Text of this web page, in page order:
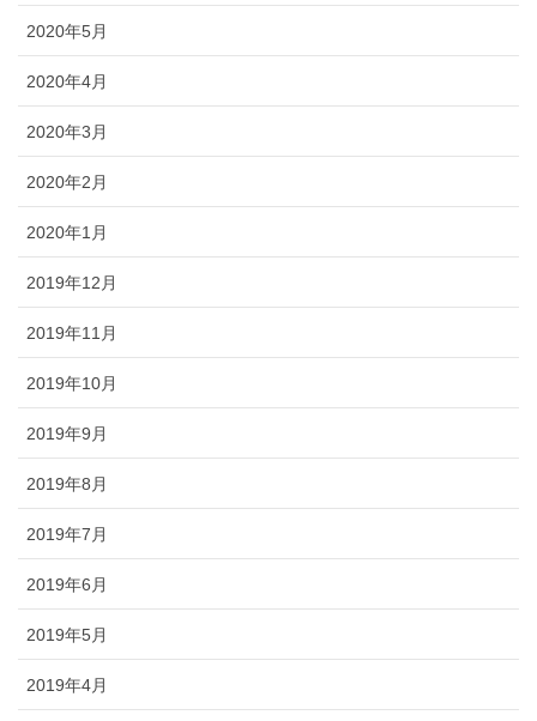
2020年5月
2020年4月
2020年3月
2020年2月
2020年1月
2019年12月
2019年11月
2019年10月
2019年9月
2019年8月
2019年7月
2019年6月
2019年5月
2019年4月